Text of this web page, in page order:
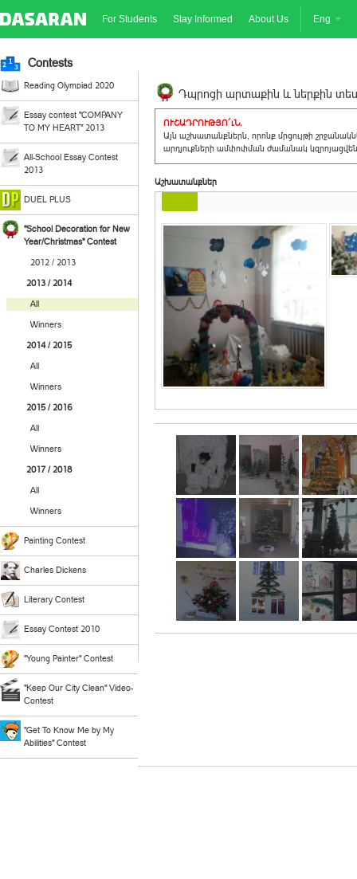
For Students Stay Informed About Us Eng
Contests
Reading Olympiad 2020
Essay contest "COMPANY
TO MY HEART" 2013
All-School Essay Contest
2013
DUEL PLUS
"School Decoration for New
Year/Christmas" Contest
2012 / 2013
2013 / 2014
All
Winners
2014 / 2015
All
Winners
2015 / 2016
All
Winners
2017 / 2018
All
Winners
Painting Contest
Charles Dickens
Literary Contest
Essay Contest 2010
"Young Painter" Contest
"Keep Our City Clean" Video-
Contest
"Get To Know Me by My
Abilities" Contest
Դպրոցի արտաքին և ներքին
ՈՒՇԱԴՐՈՒԹՅՈ´ւՆ.
Այն աշխատանքներն, որոնք մրցույթի
արդյուքների ամփոփման ժամանակ
Աշխատանքներ